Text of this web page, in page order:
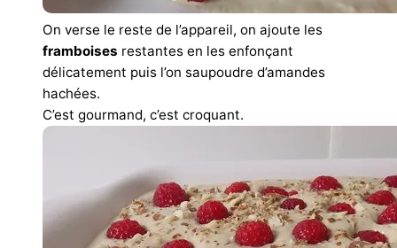
On verse le reste de l’appareil, on ajoute les
framboises restantes en les enfonçant
délicatement puis l’on saupoudre d’amandes
hachées.
C’est gourmand, c’est croquant.